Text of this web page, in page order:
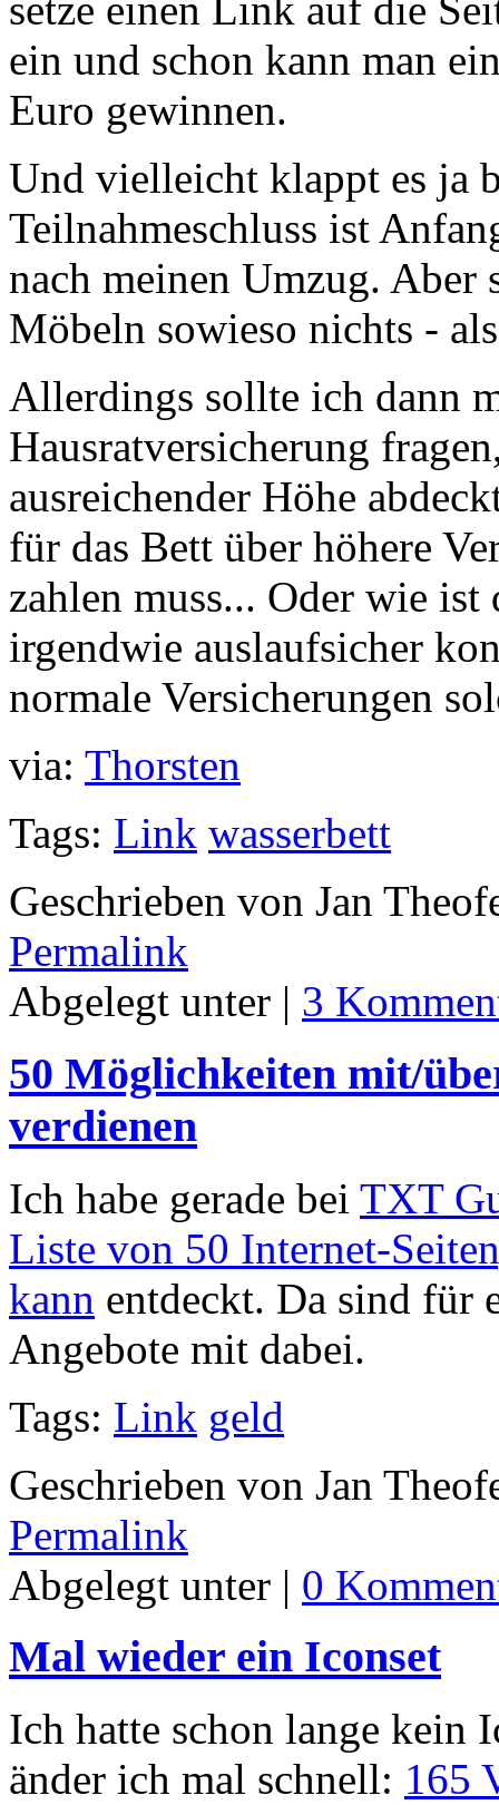
setze einen Link auf die
ein und schon kann man
Euro gewinnen.
Und vielleicht klappt es ja
Teilnahmeschluss ist
nach meinen Umzug. Aber
Möbeln sowieso nichts -
Allerdings sollte ich dann
Hausratversicherung
ausreichender Höhe
für das Bett über höhere
zahlen muss... Oder wie ist
irgendwie auslaufsicher
normale Versicherungen
via: Thorsten
Tags: Link wasserbett
Geschrieben von Jan
Permalink
Abgelegt unter | 3
50 Möglichkeiten mit/
verdienen
Ich habe gerade bei TXT
Liste von 50 Internet-
kann entdeckt. Da sind für
Angebote mit dabei.
Tags: Link geld
Geschrieben von Jan
Permalink
Abgelegt unter | 0
Mal wieder ein Iconset
Ich hatte schon lange kein
änder ich mal schnell: 165